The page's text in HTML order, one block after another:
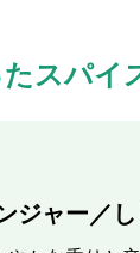
スパイ
ジャー／